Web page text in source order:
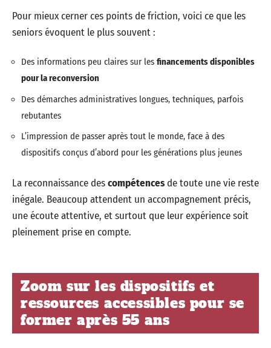
Pour mieux cerner ces points de friction, voici ce que les
seniors évoquent le plus souvent :
Des informations peu claires sur les financements disponibles
pour la reconversion
Des démarches administratives longues, techniques, parfois
rebutantes
L’impression de passer après tout le monde, face à des
dispositifs conçus d’abord pour les générations plus jeunes
La reconnaissance descompétencesde toute une vie reste
inégale. Beaucoup attendent un accompagnement précis,
une écoute attentive, et surtout que leur expérience soit
pleinement prise en compte.
Zoom sur les dispositifs et
ressources accessibles pour se
former après 55 ans